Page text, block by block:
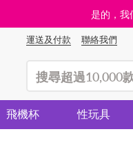
是的，我
運送及付款 聯絡我們
飛機杯 性玩具